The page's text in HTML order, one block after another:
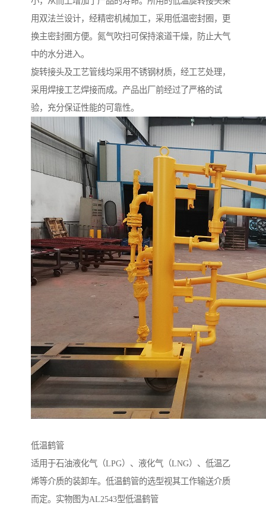
用双法兰设计，经精密机械加工，采用低温密封圈，更
换主密封圈方便。氮气吹扫可保持滚道干燥，防止大气
中的水分进入。
旋转接头及工艺管线均采用不锈钢材质，经工艺处理，
采用焊接工艺焊接而成。产品出厂前经过了严格的试
验，充分保证性能的可靠性。
低温鹤管
适用于石油液化气（LPG）、液化气（LNG）、低温乙
烯等介质的装卸车。低温鹤管的选型视其工作输送介质
而定。实物图为AL2543型低温鹤管